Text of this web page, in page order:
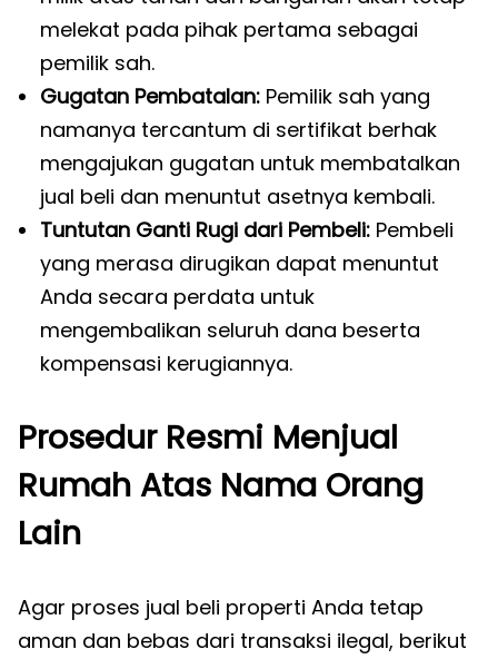
melekat pada pihak pertama sebagai
pemilik sah.
Gugatan Pembatalan: Pemilik sah yang
namanya tercantum di sertifikat berhak
mengajukan gugatan untuk membatalkan
jual beli dan menuntut asetnya kembali.
Tuntutan Ganti Rugi dari Pembeli: Pembeli
yang merasa dirugikan dapat menuntut
Anda secara perdata untuk
mengembalikan seluruh dana beserta
kompensasi kerugiannya.
Prosedur Resmi Menjual
Rumah Atas Nama Orang
Lain
Agar proses jual beli properti Anda tetap
aman dan bebas dari transaksi ilegal, berikut